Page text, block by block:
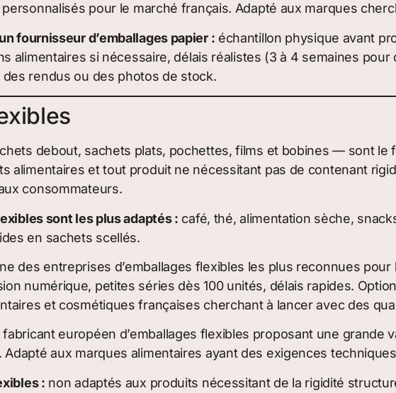
pour le marché français. Adapté aux marques
fournisseur d’emballages papier : échantillon physique avant
alimentaires si nécessaire, délais réalistes (3 à 4 semaines
rendus ou des photos de stock.
debout, sachets plats, pochettes, films et bobines — sont le
alimentaires et tout produit ne nécessitant pas de contenant
consommateurs.
sont les plus adaptés : café, thé, alimentation sèche,
en sachets scellés.
des entreprises d’emballages flexibles les plus reconnues
numérique, petites séries dès 100 unités, délais rapides.
et cosmétiques françaises cherchant à lancer avec des
européen d’emballages flexibles proposant une grande
aux marques alimentaires ayant des exigences
: non adaptés aux produits nécessitant de la rigidité